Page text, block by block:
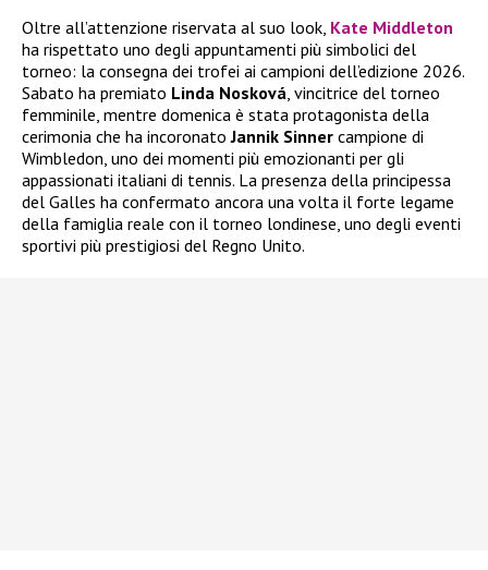
Oltre all’attenzione riservata al suo look, Kate Middleton
ha rispettato uno degli appuntamenti più simbolici del
torneo: la consegna dei trofei ai campioni dell’edizione 2026.
Sabato ha premiato Linda Nosková , vincitrice del torneo
femminile, mentre domenica è stata protagonista della
cerimonia che ha incoronatoJannik Sinner campione di
Wimbledon, uno dei momenti più emozionanti per gli
appassionati italiani di tennis. La presenza della principessa
del Galles ha confermato ancora una volta il forte legame
della famiglia reale con il torneo londinese, uno degli eventi
sportivi più prestigiosi del Regno Unito.